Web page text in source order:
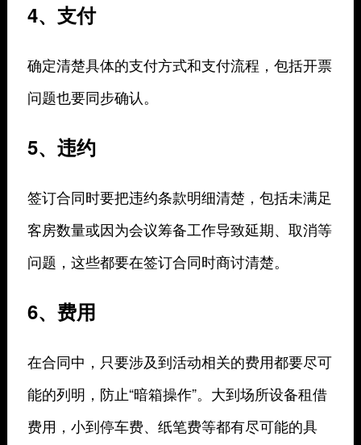
4、支付
确定清楚具体的支付方式和支付流程，包括开票
问题也要同步确认。
5、违约
签订合同时要把违约条款明细清楚，包括未满足
客房数量或因为会议筹备工作导致延期、取消等
问题，这些都要在签订合同时商讨清楚。
6、费用
在合同中，只要涉及到活动相关的费用都要尽可
能的列明，防止“暗箱操作”。大到场所设备租借
费用，小到停车费、纸笔费等都有尽可能的具